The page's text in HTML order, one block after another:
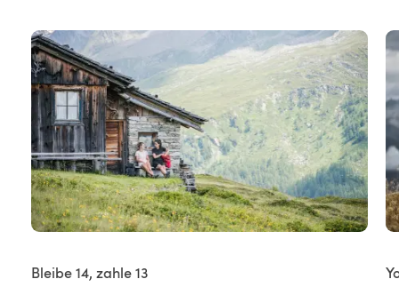
Bleibe 14, zahle 13